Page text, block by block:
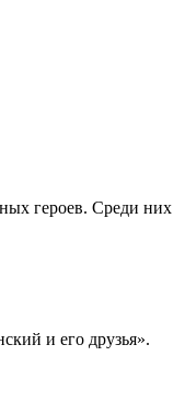
героев. Среди них
и его друзья».